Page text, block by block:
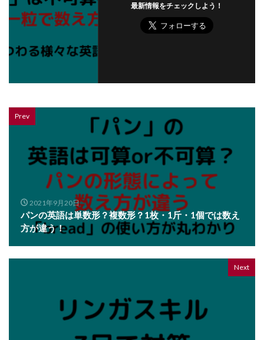
最新情報をチェックしよう！
Prev
2021年9月20日
パンの英語は単数形？複数形？1枚・1斤・1個では数え
方が違う！
Next